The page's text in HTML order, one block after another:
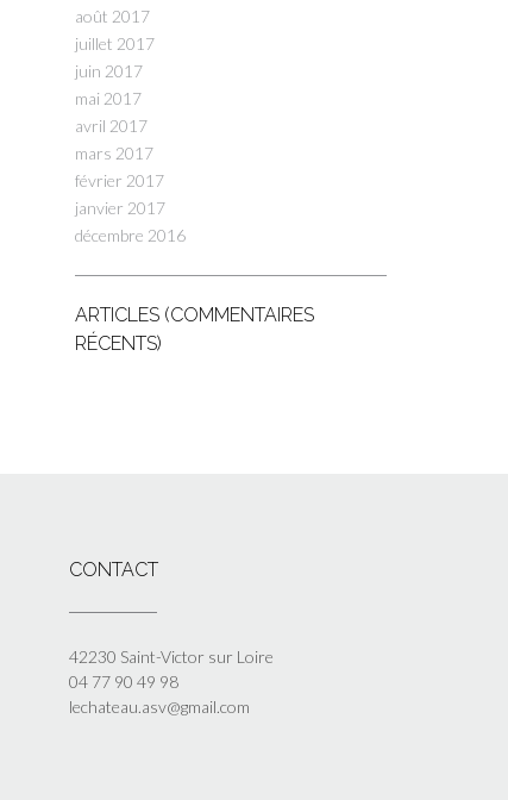
août 2017
juillet 2017
juin 2017
mai 2017
avril 2017
mars 2017
février 2017
janvier 2017
décembre 2016
ARTICLES (COMMENTAIRES
RÉCENTS)
CONTACT
42230 Saint-Victor sur Loire
04 77 90 49 98
lechateau.asv@gmail.com